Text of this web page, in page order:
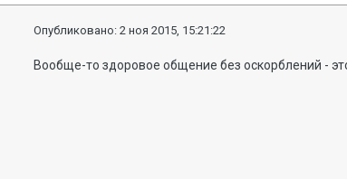
Опубликовано:2 ноя 2015, 15:21:22
Вообще-то здоровое общение без оскорблений -